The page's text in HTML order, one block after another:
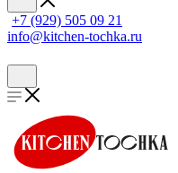
+7 (929) 505 09 21
info@kitchen-tochka.ru